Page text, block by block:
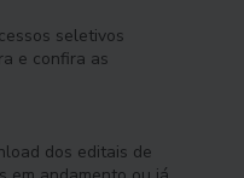
seletivos
e confira as
dos editais de